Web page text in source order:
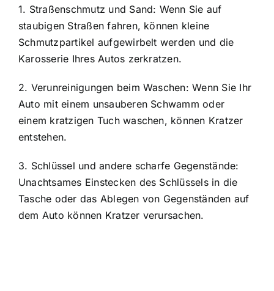
1. Straßenschmutz und Sand: Wenn Sie auf
staubigen Straßen fahren, können kleine
Schmutzpartikel aufgewirbelt werden und die
Karosserie Ihres Autos zerkratzen.
2. Verunreinigungen beim Waschen: Wenn Sie Ihr
Auto mit einem unsauberen Schwamm oder
einem kratzigen Tuch waschen, können Kratzer
entstehen.
3. Schlüssel und andere scharfe Gegenstände:
Unachtsames Einstecken des Schlüssels in die
Tasche oder das Ablegen von Gegenständen auf
dem Auto können Kratzer verursachen.